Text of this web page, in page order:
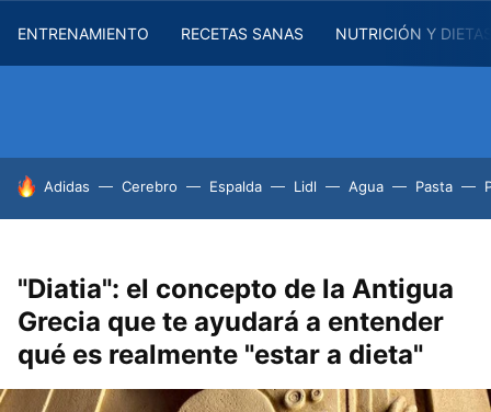
ENTRENAMIENTO RECETAS SANAS NUTRICIÓN Y
HOY SE HABLA DE
Adidas Cerebro Espalda Lidl Agua Pasta
"Diatia": el concepto de la Antigua
Grecia que te ayudará a entender
qué es realmente "estar a dieta"